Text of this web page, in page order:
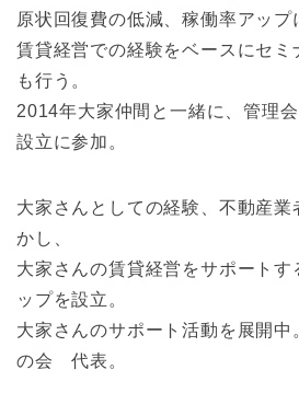
原状回復費の低減、稼働率アップ
賃貸経営での経験をベースにセミ
も行う。
2014年大家仲間と一緒に、管理
設立に参加。
大家さんとしての経験、不動産業
かし、
大家さんの賃貸経営をサポート
ップを設立。
大家さんのサポート活動を展開中
の会 代表。